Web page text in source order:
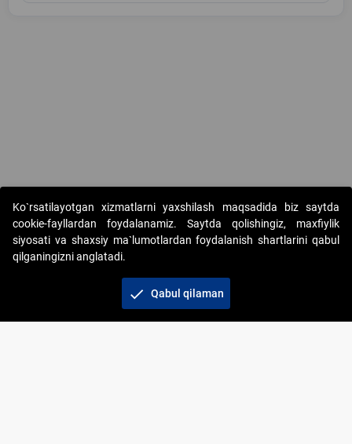
Copyright © 2017-2026. "Elektron onlayn-auksionlarni tashkil etish"
AJ. Barcha huquqlar himoyalangan
+998 71 202-21-11
Ko`rsatilayotgan xizmatlarni yaxshilash maqsadida biz saytda
cookie-fayllardan foydalanamiz. Saytda qolishingiz, maxfiylik
siyosati va shaxsiy ma`lumotlardan foydalanish shartlarini qabul
qilganingizni anglatadi.
check Qabul qilaman